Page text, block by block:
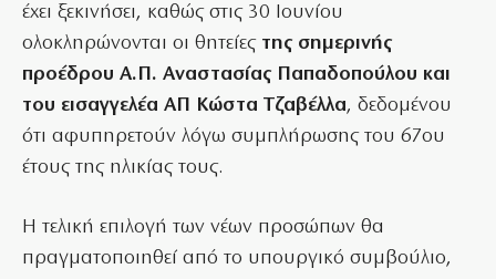
έχει ξεκινήσει, καθώς στις 30 Ιουνίου
ολοκληρώνονται οι θητείες της σημερινής
προέδρου Α.Π. Αναστασίας Παπαδοπούλου και
του εισαγγελέα ΑΠ Κώστα Τζαβέλλα, δεδομένου
ότι αφυπηρετούν λόγω συμπλήρωσης του 67ου
έτους της ηλικίας τους.
Η τελική επιλογή των νέων προσώπων θα
πραγματοποιηθεί από το υπουργικό συμβούλιο,